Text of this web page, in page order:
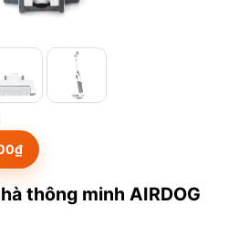
₫
thông minh AIRDOG